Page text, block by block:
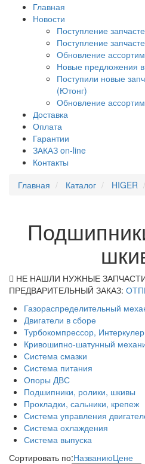
Главная
Новости
Поступление
Поступление
Обновление
Новые
Поступили новые
(Ютонг)
Обновление
Доставка
Оплата
Гарантии
ЗАКАЗ on-line
Контакты
Главная
Каталог HIGER
НЕ НАШЛИ НУЖНЫЕ
ПРЕДВАРИТЕЛЬНЫЙ ЗАКАЗ:
Газораспределительный
Двигатели в сборе
Турбокомпрессор,
Кривошипно-шатунный
Система смазки
Система питания
Опоры ДВС
Подшипники, ролики, шкивы
Прокладки, сальники, крепеж
Система управления
Система охлаждения
Система выпуска
Сортировать по:НазваниюЦене